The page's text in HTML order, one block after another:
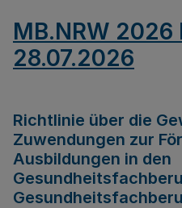
MB.NRW 2026
28.07.2026
Richtlinie über die
Zuwendungen zur
Ausbildungen in den